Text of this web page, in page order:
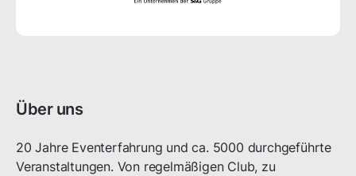
Über uns
20 Jahre Eventerfahrung und ca. 5000 durchgeführte
Veranstaltungen. Von regelmäßigen Club, zu